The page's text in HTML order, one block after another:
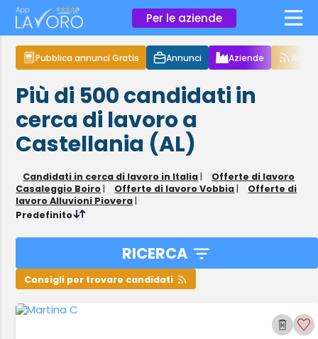
Per le aziende ×
Pubblica annunci Gratis Annunci Aziende
Più di 500candidati in
cerca di lavoroa
Castellania (AL)
Candidati in cerca di lavoro in Italia |
Offerte di lavoro
Casaleggio Boiro | Offerte di lavoro Vobbia |
Offerte di
lavoro Alluvioni Piovera |
Predefinito
RICERCA
Consigli per trovare candidati